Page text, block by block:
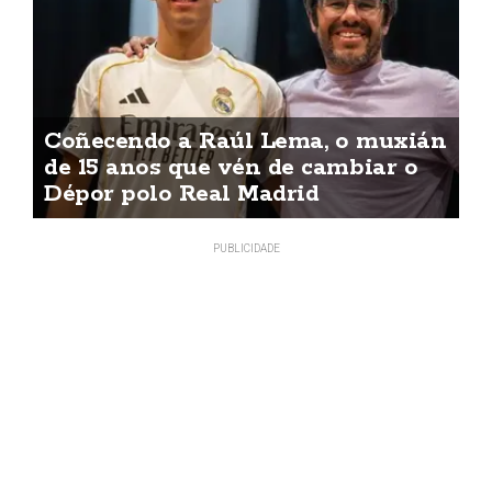
Coñecendo a Raúl Lema, o muxián
de 15 anos que vén de cambiar o
Dépor polo Real Madrid